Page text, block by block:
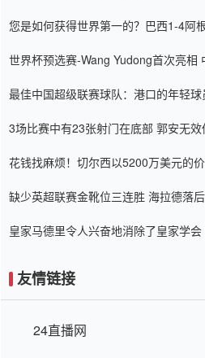
您是如何获得世界第一的？巴西1-4阿
世界杯预选赛-Wang Yudong首次亮相
最佳中国超级联赛球队：港口的年轻球
3场比赛中有23张射门在底部 郭安无
花钱找麻烦！切尔西以5200万美元的
缺少英超联赛金靴位三连胜 海拉德落
皇家马德里令人兴奋地消除了皇家学会
友情链接
24直播网